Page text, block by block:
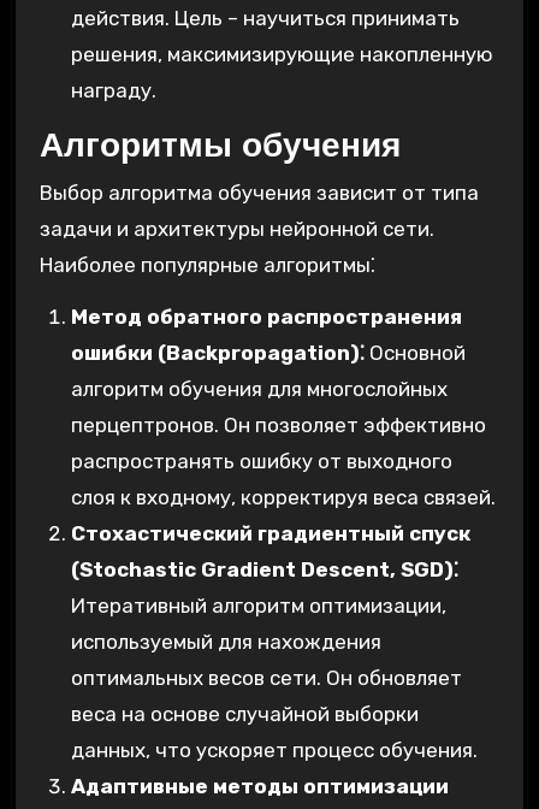
действия. Цель – научиться принимать
решения, максимизирующие накопленную
награду.
Алгоритмы обучения
Выбор алгоритма обучения зависит от типа
задачи и архитектуры нейронной сети.
Наиболее популярные алгоритмы⁚
Метод обратного распространения
ошибки (Backpropagation)⁚Основной
алгоритм обучения для многослойных
перцептронов. Он позволяет эффективно
распространять ошибку от выходного
слоя к входному, корректируя веса связей.
Стохастический градиентный спуск
(Stochastic Gradient Descent, SGD)⁚
Итеративный алгоритм оптимизации,
используемый для нахождения
оптимальных весов сети. Он обновляет
веса на основе случайной выборки
данных, что ускоряет процесс обучения.
Адаптивные методы оптимизации